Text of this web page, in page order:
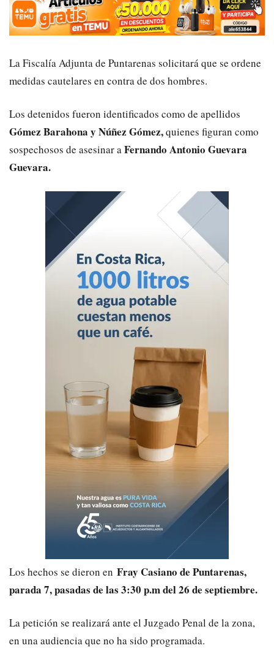
La Fiscalía Adjunta de Puntarenas solicitará que se ordene
medidas cautelares en contra de dos hombres.
Los detenidos fueron identificados como de apellidos
Gómez Barahona y Núñez Gómez,quienes figuran como
sospechosos de asesinar aFernando Antonio Guevara
Guevara.
Los hechos se dieron en Fray Casiano de Puntarenas,
parada 7, pasadas de las 3:30 p.m del 26 de septiembre.
La petición se realizará ante el Juzgado Penal de la zona,
en una audiencia que no ha sido programada.